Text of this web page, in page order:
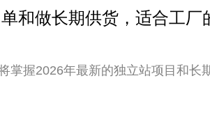
和做长期供货，适合工厂
掌握2026年最新的独立站项目和长